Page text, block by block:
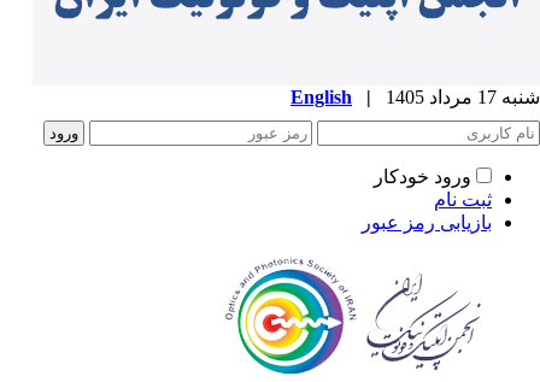
مرداد 1405 |
English
ورود خودکار
ثبت نام
بازیابی رمز عبور